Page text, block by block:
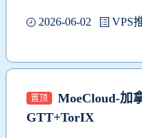
2026-06-02 VPS
置顶
MoeCloud-加
GTT+TorIX